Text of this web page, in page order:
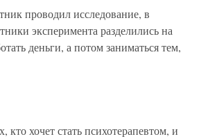
проводил исследование, в
эксперимента разделились на
деньги, а потом заниматься тем,
кто хочет стать психотерапевтом, и